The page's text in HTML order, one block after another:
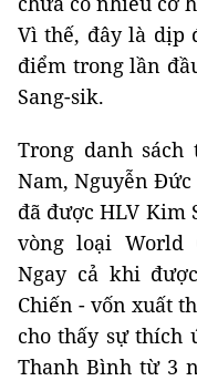
Vì thế, đây là dịp
điểm trong lần
Sang-sik.
Trong danh
Nam, Nguyễn
đã được HLV Kim
vòng loại World
Ngay cả khi
Chiến - vốn xuất
cho thấy sự thích
Thanh Bình từ 3